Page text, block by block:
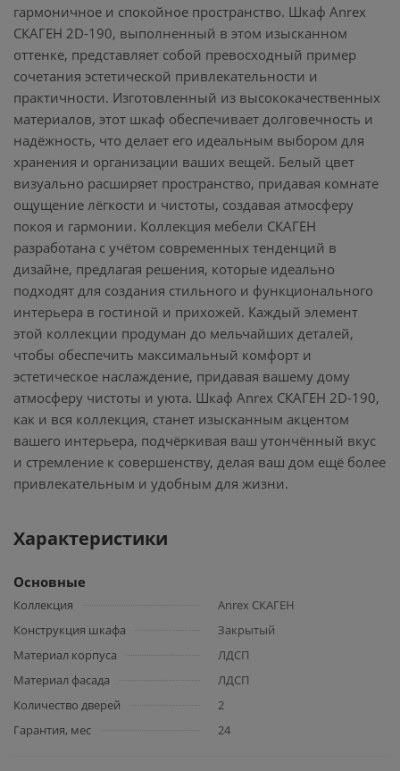
гармоничное и спокойное пространство. Шкаф Anrex
СКАГЕН 2D-190, выполненный в этом изысканном
оттенке, представляет собой превосходный пример
сочетания эстетической привлекательности и
практичности. Изготовленный из высококачественных
материалов, этот шкаф обеспечивает долговечность и
надёжность, что делает его идеальным выбором для
хранения и организации ваших вещей. Белый цвет
визуально расширяет пространство, придавая комнате
ощущение лёгкости и чистоты, создавая атмосферу
покоя и гармонии. Коллекция мебели СКАГЕН
разработана с учётом современных тенденций в
дизайне, предлагая решения, которые идеально
подходят для создания стильного и функционального
интерьера в гостиной и прихожей. Каждый элемент
этой коллекции продуман до мельчайших деталей,
чтобы обеспечить максимальный комфорт и
эстетическое наслаждение, придавая вашему дому
атмосферу чистоты и уюта. Шкаф Anrex СКАГЕН 2D-190,
как и вся коллекция, станет изысканным акцентом
вашего интерьера, подчёркивая ваш утончённый вкус
и стремление к совершенству, делая ваш дом ещё более
привлекательным и удобным для жизни.
Характеристики
Основные
Коллекция
Anrex СКАГЕН
Конструкция шкафа
Закрытый
Материал корпуса
ЛДСП
Материал фасада
ЛДСП
Количество дверей
2
Гарантия, мес
24